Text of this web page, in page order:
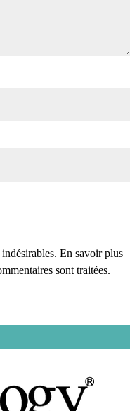
En savoir plus
sont traitées.